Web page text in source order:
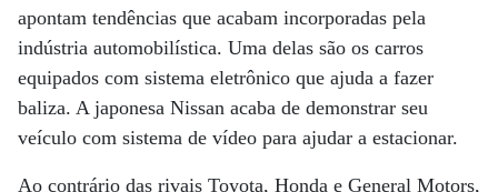
apontam tendências que acabam incorporadas pela
indústria automobilística. Uma delas são os carros
equipados com sistema eletrônico que ajuda a fazer
baliza. A japonesa Nissan acaba de demonstrar seu
veículo com sistema de vídeo para ajudar a estacionar.
Ao contrário das rivais Toyota, Honda e General Motors,